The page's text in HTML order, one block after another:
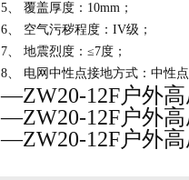
5、 覆盖厚度：10mm；
6、 空气污秽程度：IV级；
7、 地震烈度：≤7度；
8、 电网中性点接地方式：中性
—ZW20-12F户外
—ZW20-12F户外
—ZW20-12F户外